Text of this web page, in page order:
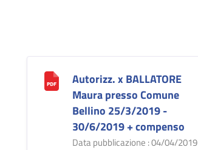
Autorizz. x BALLATORE
Maura presso Comune
Bellino 25/3/2019 -
30/6/2019 + compenso
Data pubblicazione : 04/04/2019